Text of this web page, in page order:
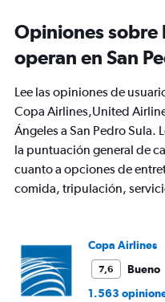
Opiniones sobre
operan en San
Lee las opiniones de
Copa Airlines,United
Ángeles a San Pedro Sula.
la puntuación general de
cuanto a opciones de
comida, tripulación,
Copa Airlines
7,6
Bueno
1.563